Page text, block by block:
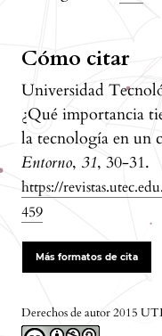
Derechos de autor 2015
Cómo citar
Universidad
¿Qué importancia
la tecnología en un
Entorno, 31, 30-31.
https://
459
Más formatos de cita